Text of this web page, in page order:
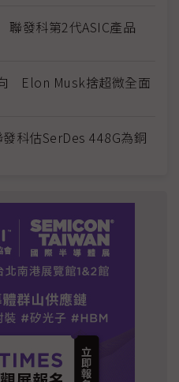
發科第2代ASIC產品
Elon Musk捨超微全面
科估SerDes 448G為銅